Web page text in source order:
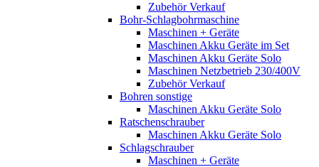
Zubehör Verkauf
Bohr-Schlagbohrmaschine
Maschinen + Geräte
Maschinen Akku Geräte im Set
Maschinen Akku Geräte Solo
Maschinen Netzbetrieb 230/400V
Zubehör Verkauf
Bohren sonstige
Maschinen Akku Geräte Solo
Ratschenschrauber
Maschinen Akku Geräte Solo
Schlagschrauber
Maschinen + Geräte